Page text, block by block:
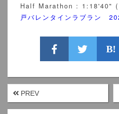
Half Marathon : 1:18'40" (
戸バレンタインラブラン
B!
PREV